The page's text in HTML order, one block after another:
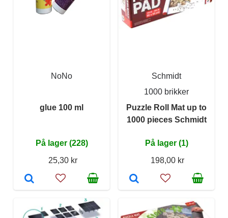
NoNo
glue 100 ml
På lager (228)
25,30 kr
Schmidt
1000 brikker
Puzzle Roll Mat up to
1000 pieces Schmidt
På lager (1)
198,00 kr